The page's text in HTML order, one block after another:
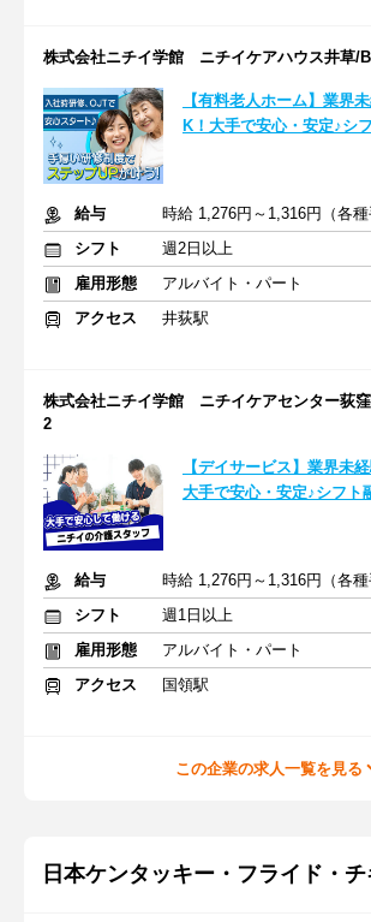
株式会社ニチイ学館 ニチイケアハウス井草/
【有料老人ホーム】業界
K！大手で安心・安定♪シ
給与
時給 1,276円～1,316円（各種
シフト
週2日以上
雇用形態
アルバイト・パート
アクセス
井荻駅
株式会社ニチイ学館 ニチイケアセンター荻
2
【デイサービス】業界未
大手で安心・安定♪シフ
給与
時給 1,276円～1,316円（各種
シフト
週1日以上
雇用形態
アルバイト・パート
アクセス
国領駅
この企業の求人一覧を見る
日本ケンタッキー・フライド・